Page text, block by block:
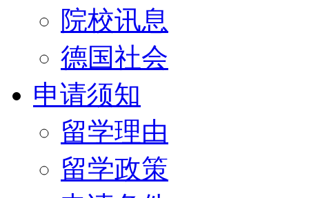
院校讯息
德国社会
申请须知
留学理由
留学政策